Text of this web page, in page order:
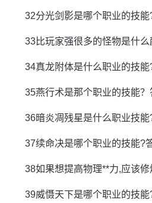
32分光剑影是哪个职业的技
33比玩家强很多的怪物是什
34真龙附体是什么职业的技能
35燕行术是那个职业的技能
36暗炎凋残星是什么职业技能
37续命决是哪个职业的技能?
38如果想提高物理**力,应该
39威慑天下是哪个职业的技